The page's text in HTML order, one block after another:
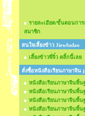
รายละเอียด/ขั้นตอนกา
สมาชิก
สนใจเลี้ยงข้าว Jiewfudao
เลี้ยงข้าวพี่จิ๋ว คลิ้กนี้เลย
สั่งซื้อหนังสือเรียนภาษาจีน
หนังสือเรียนภาษาจีนพื้น
หนังสือเรียนภาษาจีนพื้น
หนังสือเรียนภาษาจีนพื้น
หนังสือเรียนภาษาจีนพื้น